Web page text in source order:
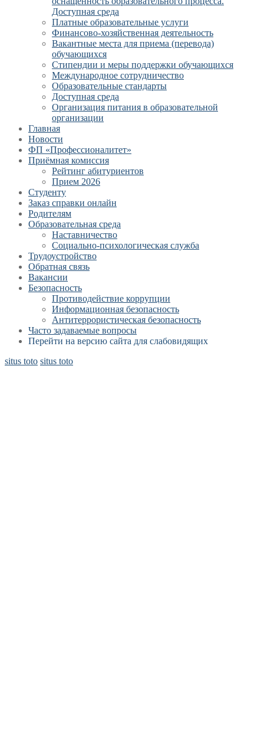
Доступная среда
Платные образовательные услуги
Финансово-хозяйственная деятельность
Вакантные места для приема (перевода)
обучающихся
Стипендии и меры поддержки обучающихся
Международное сотрудничество
Образовательные стандарты
Доступная среда
Организация питания в образовательной
организации
Главная
Новости
ФП «Профессионалитет»
Приёмная комиссия
Рейтинг абитуриентов
Прием 2026
Студенту
Заказ справки онлайн
Родителям
Образовательная среда
Наставничество
Социально-психологическая служба
Трудоустройство
Обратная связь
Вакансии
Безопасность
Противодействие коррупции
Информационная безопасность
Антитеррористическая безопасность
Часто задаваемые вопросы
Перейти на версию сайта для слабовидящих
situs toto situs toto